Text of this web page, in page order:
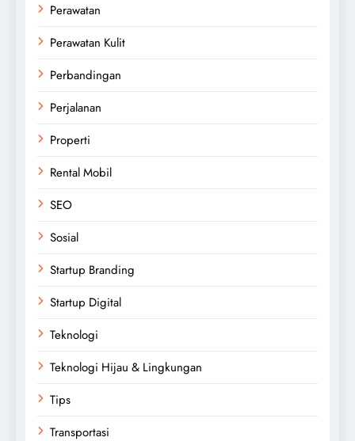
Perawatan
Perawatan Kulit
Perbandingan
Perjalanan
Properti
Rental Mobil
SEO
Sosial
Startup Branding
Startup Digital
Teknologi
Teknologi Hijau & Lingkungan
Tips
Transportasi